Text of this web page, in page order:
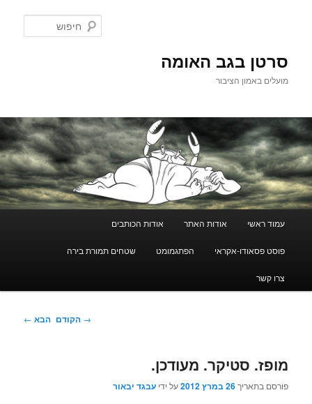
סרטן בגב האומה
מועלים באמון הציבור
עמוד ראשי אודות האתר אודות הכותבים
פוסט פסאודו-אקראי הפתגמומט שטחים תמורת בירה
צרו קשר
ניווט
→ הקודם הבא ←
מופז. סטיקר. מעודכן.
פורסם בתאריך26 במרץ 2012 על ידיעבגד יבאור